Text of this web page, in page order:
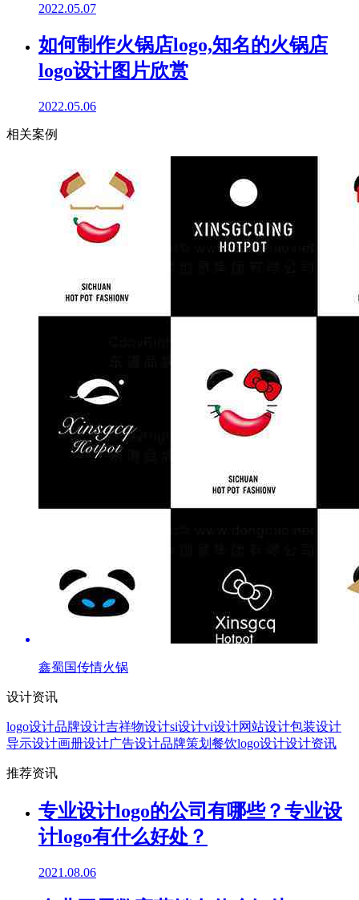
2022.05.07
如何制作火锅店logo,知名的火锅店
logo设计图片欣赏
2022.05.06
相关案例
鑫蜀国传情火锅
设计资讯
logo设计品牌设计吉祥物设计si设计vi设计网站设计包装设计
导示设计画册设计广告设计品牌策划 餐饮logo设计设计资讯
推荐资讯
专业设计logo的公司有哪些？专业设
计logo有什么好处？
2021.08.06